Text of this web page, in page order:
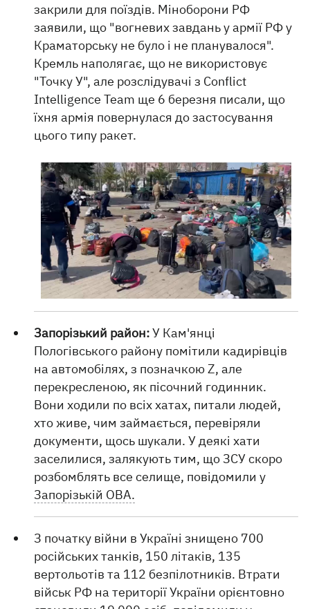
закрили для поїздів. Міноборони РФ
заявили, що "вогневих завдань у армії РФ у
Краматорську не було і не планувалося".
Кремль наполягає, що не використовує
"Точку У", але розслідувачі з Conflict
Intelligence Team ще 6 березня писали, що
їхня армія повернулася до застосування
цього типу ракет.
Запорізький район:У Кам'янці
Пологівського району помітили кадирівців
на автомобілях, з позначкою Z, але
перекресленою, як пісочний годинник.
Вони ходили по всіх хатах, питали людей,
хто живе, чим займається, перевіряли
документи, щось шукали. У деякі хати
заселилися, залякують тим, що ЗСУ скоро
розбомблять все селище, повідомили у
Запорізькій ОВА.
З початку війни в Україні знищено 700
російських танків, 150 літаків, 135
вертольотів та 112 безпілотників. Втрати
військ РФ на території України орієнтовно